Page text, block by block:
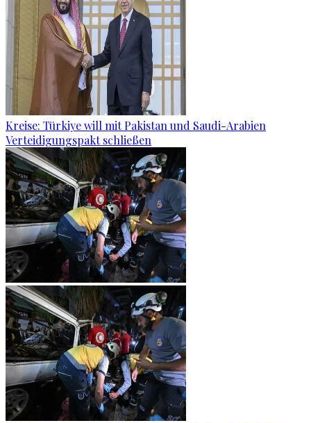
Kreise: Türkiye will mit Pakistan und Saudi-Arabien
Verteidigungspakt schließen